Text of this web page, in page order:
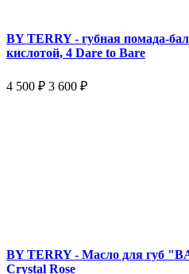
BY TERRY - губная помада-
кислотой, 4 Dare to Bare
4 500 ₽ 3 600 ₽
BY TERRY - Масло для губ
Crystal Rose